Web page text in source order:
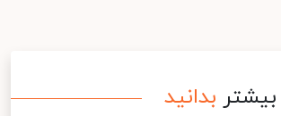
بیشتر بدانید